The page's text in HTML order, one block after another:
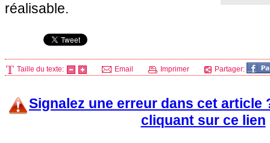
réalisable.
Taille du texte: Email Imprimer Partager:
Signalez une erreur dans cet article
cliquant sur ce lien